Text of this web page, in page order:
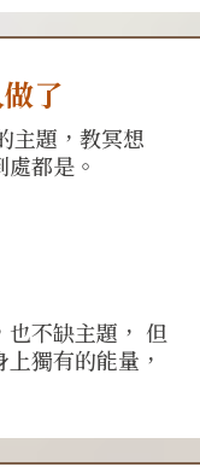
了
主題，教冥想
都是。
不缺主題， 但
獨有的能量，